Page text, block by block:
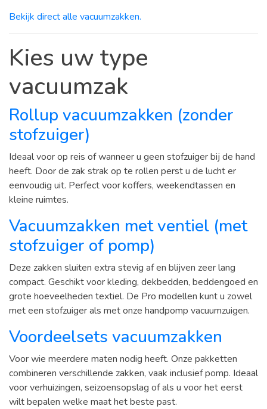
Bekijk direct alle vacuumzakken.
Kies uw type
vacuumzak
Rollup vacuumzakken (zonder
stofzuiger)
Ideaal voor op reis of wanneer u geen stofzuiger bij de hand
heeft. Door de zak strak op te rollen perst u de lucht er
eenvoudig uit. Perfect voor koffers, weekendtassen en
kleine ruimtes.
Vacuumzakken met ventiel (met
stofzuiger of pomp)
Deze zakken sluiten extra stevig af en blijven zeer lang
compact. Geschikt voor kleding, dekbedden, beddengoed en
grote hoeveelheden textiel. De Pro modellen kunt u zowel
met een stofzuiger als met onze handpomp vacuumzuigen.
Voordeelsets vacuumzakken
Voor wie meerdere maten nodig heeft. Onze pakketten
combineren verschillende zakken, vaak inclusief pomp. Ideaal
voor verhuizingen, seizoensopslag of als u voor het eerst
wilt bepalen welke maat het beste past.